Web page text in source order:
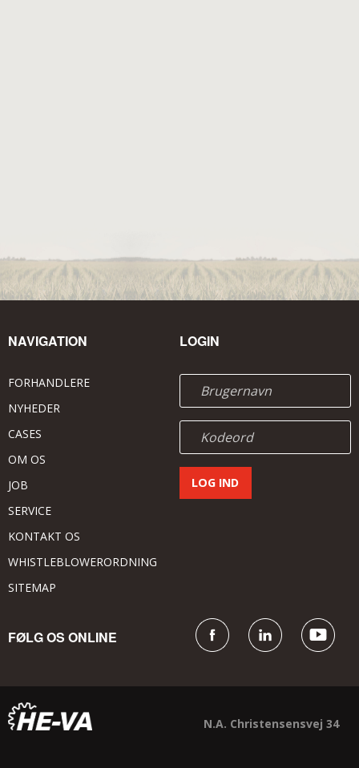
NAVIGATION
FORHANDLERE
NYHEDER
CASES
OM OS
JOB
SERVICE
KONTAKT OS
WHISTLEBLOWERORDNING
SITEMAP
LOGIN
FØLG OS ONLINE
N.A. Christensensvej 34